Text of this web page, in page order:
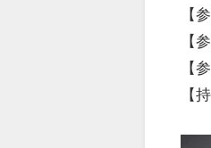
【
【
【
【
（